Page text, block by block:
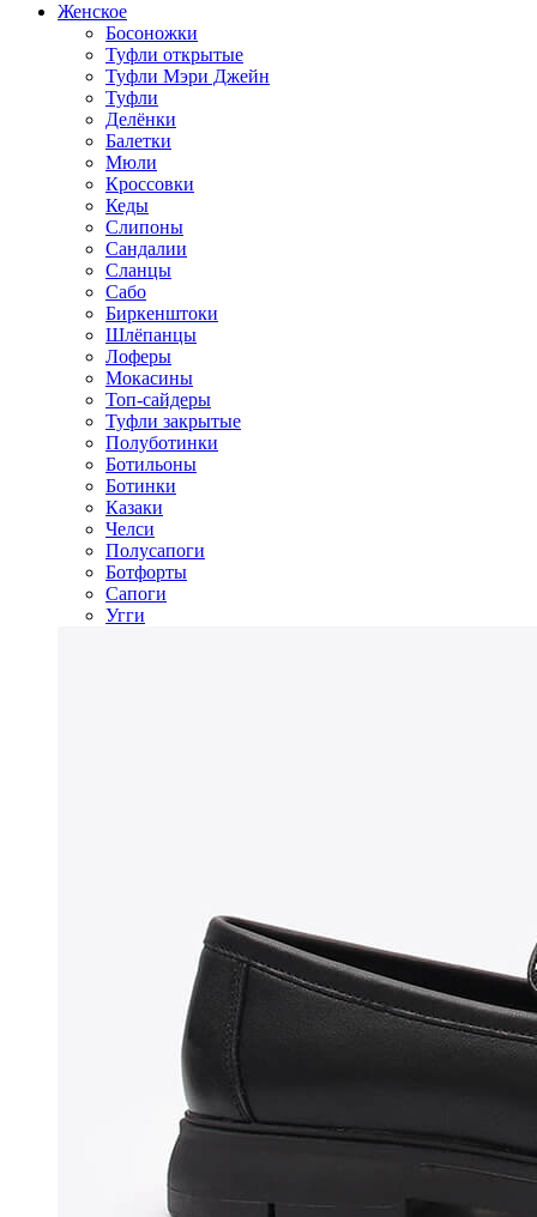
Женское
Босоножки
Туфли открытые
Туфли Мэри Джейн
Туфли
Делёнки
Балетки
Мюли
Кроссовки
Кеды
Слипоны
Сандалии
Сланцы
Сабо
Биркенштоки
Шлёпанцы
Лоферы
Мокасины
Топ-сайдеры
Туфли закрытые
Полуботинки
Ботильоны
Ботинки
Казаки
Челси
Полусапоги
Ботфорты
Сапоги
Угги